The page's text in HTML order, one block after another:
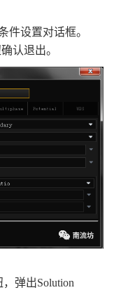
件设置对话框。
认退出。
弹出Solution